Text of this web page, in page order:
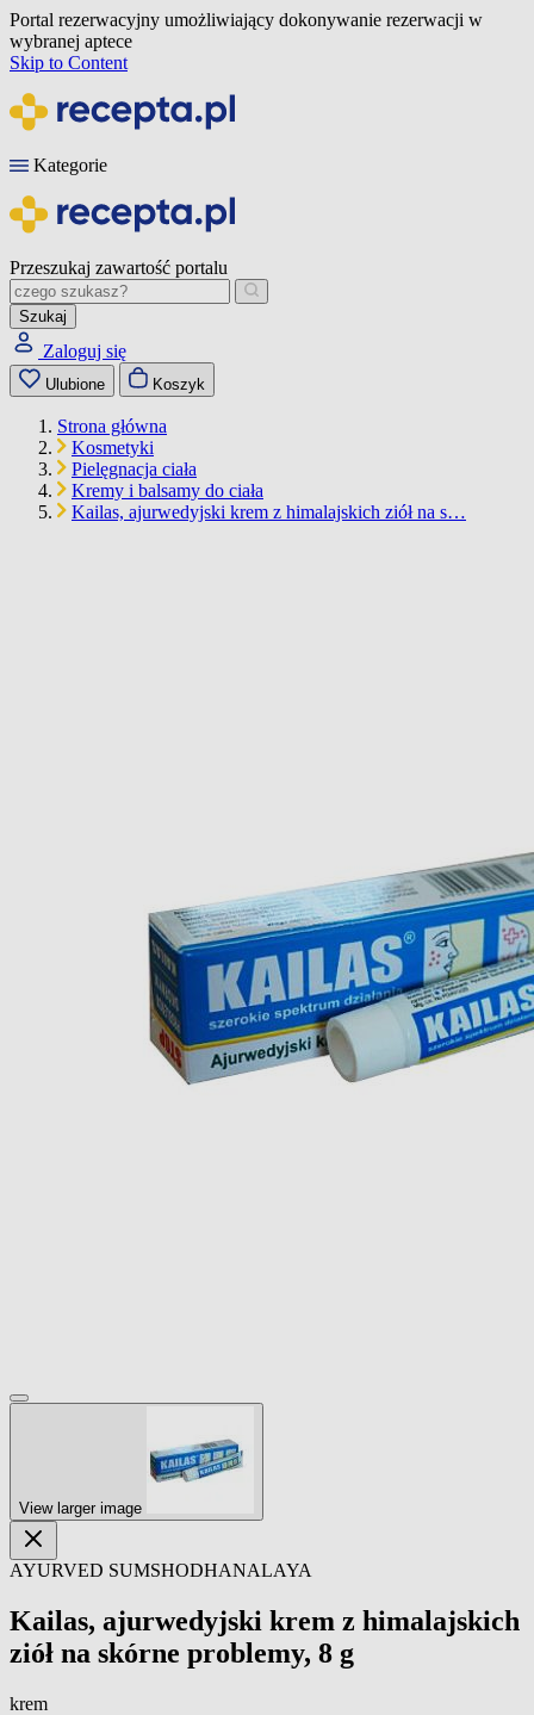
Portal rezerwacyjny umożliwiający dokonywanie rezerwacji w
wybranej aptece
Skip to Content
Kategorie
Przeszukaj zawartość portalu
Szukaj
Zaloguj się
Ulubione Koszyk
Strona główna
Kosmetyki
Pielęgnacja ciała
Kremy i balsamy do ciała
Kailas, ajurwedyjski krem z himalajskich ziół na s…
View larger image
AYURVED SUMSHODHANALAYA
Kailas, ajurwedyjski krem z himalajskich
ziół na skórne problemy, 8 g
krem